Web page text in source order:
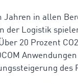
in allen
der Logistik
20 Prozent
des